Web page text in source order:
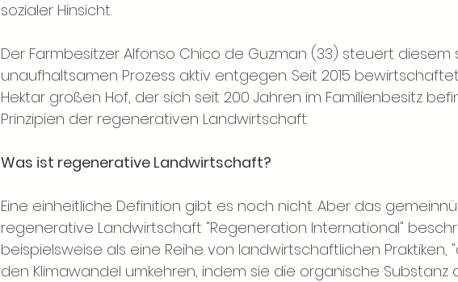
sozialer Hinsicht.
Der Farmbesitzer Alfonso Chico de Guzman (33) steuert diesem
unaufhaltsamen Prozess aktiv entgegen. Seit 2015
Hektar großen Hof, der sich seit 200 Jahren im Familienbesitz
Prinzipien der regenerativen Landwirtschaft.
Was ist regenerative Landwirtschaft?
Eine einheitliche Definition gibt es noch nicht. Aber das
regenerative Landwirtschaft "Regeneration International"
beispielsweise als eine Reihe von landwirtschaftlichen
den Klimawandel umkehren, indem sie die organische Substanz